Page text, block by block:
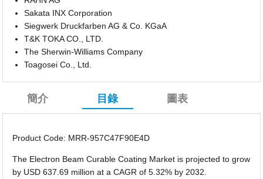
Sakata INX Corporation
Siegwerk Druckfarben AG & Co. KGaA
T&K TOKA CO., LTD.
The Sherwin-Williams Company
Toagosei Co., Ltd.
簡介 目錄 圖表
Product Code: MRR-957C47F90E4D
The Electron Beam Curable Coating Market is projected to grow
by USD 637.69 million at a CAGR of 5.32% by 2032.